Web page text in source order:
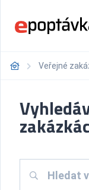
Veřejné